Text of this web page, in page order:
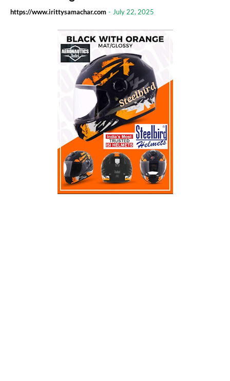
https://www.irittysamachar.com - July 22, 2025